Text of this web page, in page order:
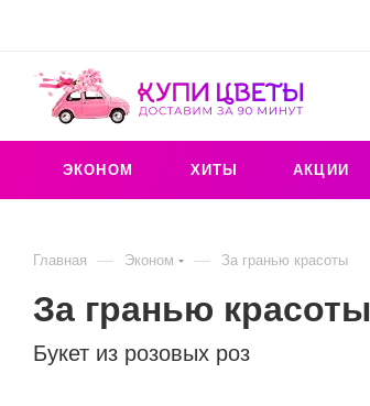
ЭКОНОМ ХИТЫ АКЦИИ
Главная — Эконом — За гранью красоты
Букет из розовых роз
За гранью красоты